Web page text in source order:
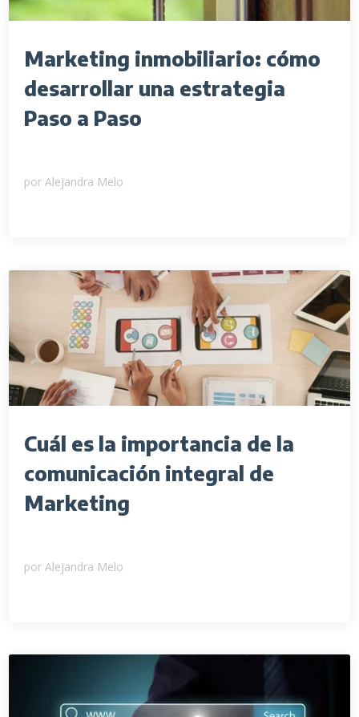
Marketing inmobiliario: cómo
desarrollar una estrategia
Paso a Paso
porAlejandra Melo
Cuál es la importancia de la
comunicación integral de
Marketing
porAlejandra Melo